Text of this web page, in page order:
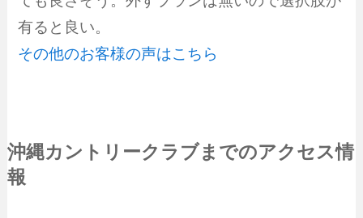
有ると良い。
その他のお客様の声はこちら
沖縄カントリークラブまでのアクセス情
報